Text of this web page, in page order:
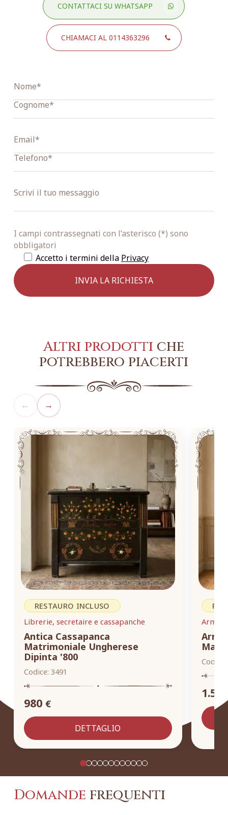
CONTATTACI SU WHATSAPP
CHIAMACI AL 0114363296
I campi contrassegnati con l’asterisco (*) sono
obbligatori
Accetto i termini della Privacy
Altri prodotti che
potrebbero piacerti
← →
RESTAURO INCLUSO
Librerie, secretaire e cassapanche
Antica Cassapanca
Matrimoniale Ungherese
Dipinta '800
Codice: 3491
980 €
DETTAGLIO
Codice:
Domandefrequenti